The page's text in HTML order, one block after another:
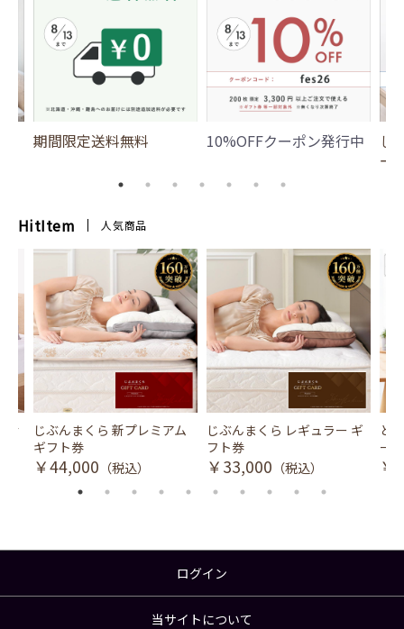
期間限定送料無料 10%OFFクーポン発行中
じ
ー
HitItem 人気商品
冷
じぶんまくら 新プレミアム
ギフト券
￥44,000 （税込）
じぶんまくら レギュラー ギ
フト券
￥33,000 （税込）
と
ース
￥
ログイン
当サイトについて